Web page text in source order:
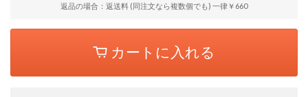
返品の場合：返送料 (同注文なら複数個でも) 一律￥660
カートに入れる